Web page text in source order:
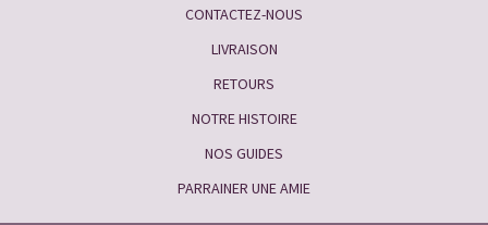
CONTACTEZ-NOUS
LIVRAISON
RETOURS
NOTRE HISTOIRE
NOS GUIDES
PARRAINER UNE AMIE